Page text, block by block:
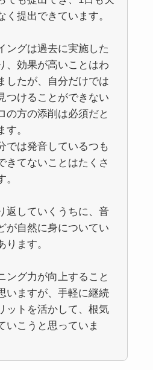
く提出できています。
ングは過去に実施した
、効果が高いことはわ
したが、自分だけでは
つけることができない
の方の添削は必須だと
す。
では発音しているつも
きてないことはたくさ
。
返していくうちに、音
が自然に身についてい
ります。
ング力が向上すること
いますが、手軽に継続
ットを活かして、根気
いこうと思っていま